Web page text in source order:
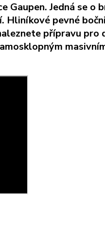
Jedná se o
Hliníkové pevné
přípravu pro